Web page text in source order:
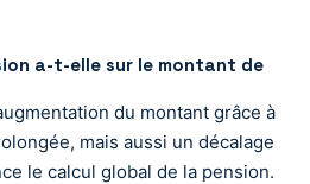
a-t-elle sur le montant de
du montant grâce à
mais aussi un décalage
le calcul global de la pension.